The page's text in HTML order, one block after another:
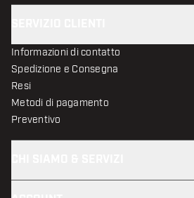
Informazioni di contatto
Spedizione e Consegna
Resi
Metodi di pagamento
Preventivo